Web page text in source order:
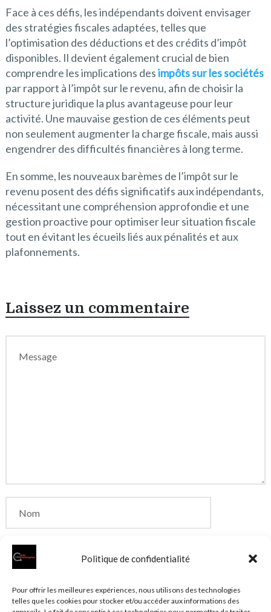
Politique de confidentialité
Pour offrir les meilleures expériences, nous utilisons des technologies
telles que les cookies pour stocker et/ou accéder aux informations des
Face à ces défis, les indépendants doivent envisager
des stratégies fiscales adaptées, telles que
l’optimisation des déductions et des crédits d’impôt
disponibles. Il devient également crucial de bien
comprendre les implications desimpôts sur les sociétés
par rapport à l’impôt sur le revenu, afin de choisir la
structure juridique la plus avantageuse pour leur
activité. Une mauvaise gestion de ces éléments peut
non seulement augmenter la charge fiscale, mais aussi
engendrer des difficultés financières à long terme.
En somme, les nouveaux barèmes de l’impôt sur le
revenu posent des défis significatifs aux indépendants,
nécessitant une compréhension approfondie et une
gestion proactive pour optimiser leur situation fiscale
tout en évitant les écueils liés aux pénalités et aux
plafonnements.
Laissez un commentaire
Enregistrer mon nom, mon e-mail et mon site dans
le navigateur pour mon prochain commentaire.